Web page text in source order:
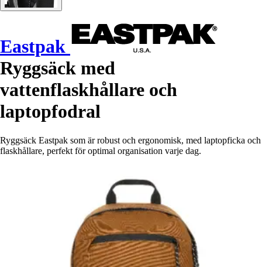
Eastpak
Ryggsäck med
vattenflaskhållare och
laptopfodral
Ryggsäck Eastpak som är robust och ergonomisk, med laptopficka och
flaskhållare, perfekt för optimal organisation varje dag.